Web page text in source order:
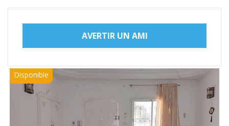
AVERTIR UN AMI
Disponible